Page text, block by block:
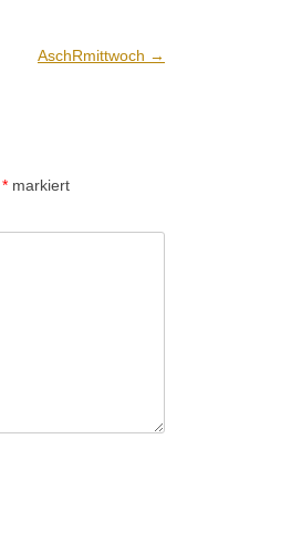
AschRmittwoch →
* markiert